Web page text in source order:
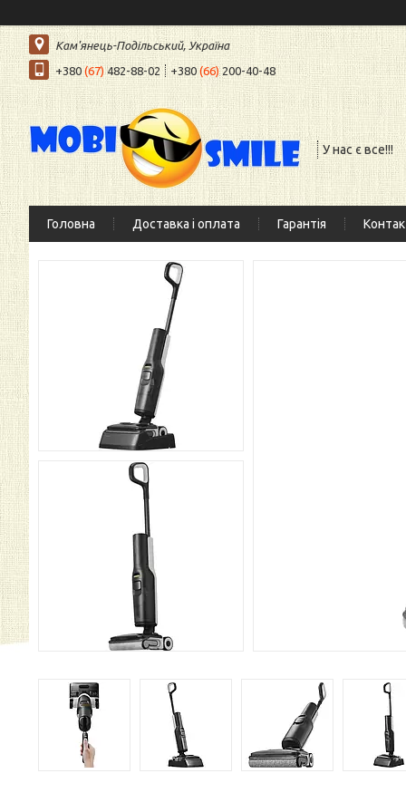
Кам'янець-Подільський, Україна
+380 (67)482-88-02 +380(66)200-40-48
У нас є все!!!
Головна Доставка і оплата Гарантія